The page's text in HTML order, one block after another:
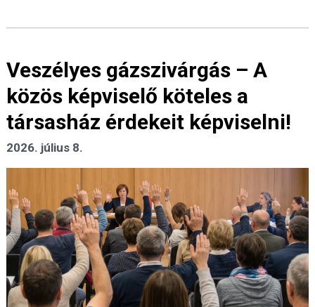
Veszélyes gázszivárgás – A
közös képviselő köteles a
társasház érdekeit képviselni!
2026. július 8.